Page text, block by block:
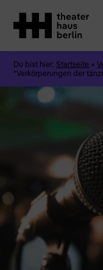
Du bist hier: Startseite »
“Verkörperungen der